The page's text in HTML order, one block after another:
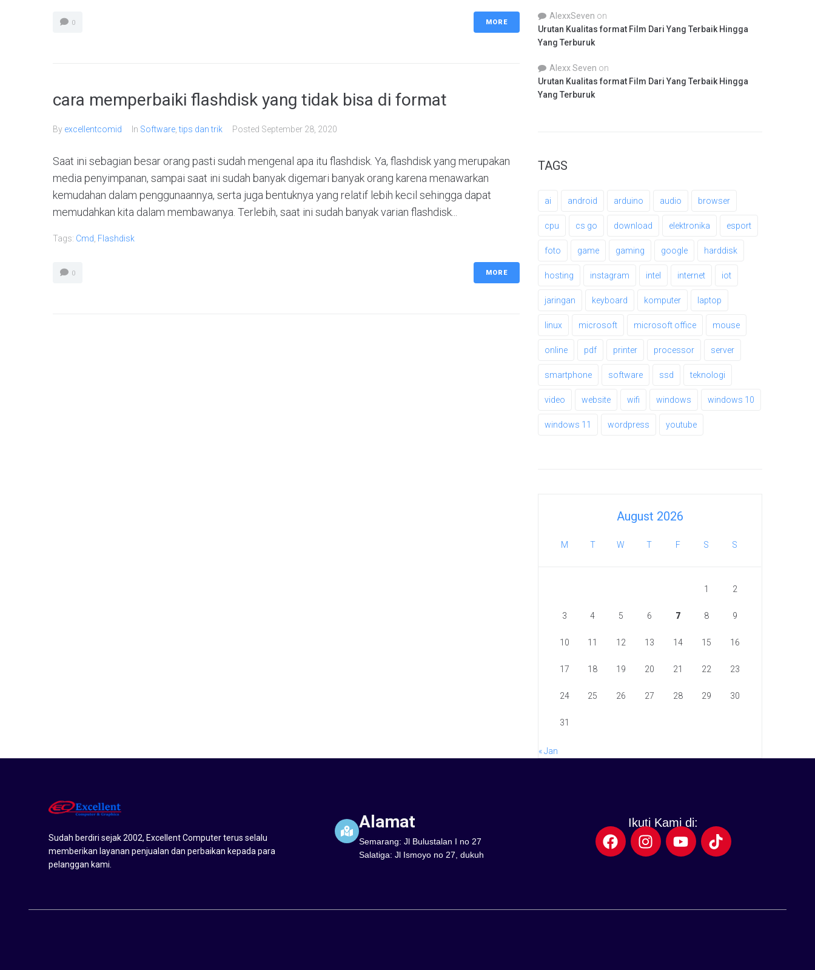
0 MORE
cara memperbaiki flashdisk yang tidak bisa di format
By excellentcomid In Software ,tips dan trik Posted September 28, 2020
Saat ini sebagian besar orang pasti sudah mengenal apa itu flashdisk. Ya, flashdisk yang merupakan
media penyimpanan, sampai saat ini sudah banyak digemari banyak orang karena menawarkan
kemudahan dalam penggunaannya, serta juga bentuknya yang relatif lebih kecil sehingga dapat
memudahkan kita dalam membawanya. Terlebih, saat ini sudah banyak varian flashdisk...
Tags: Cmd Flashdisk
0 MORE
AlexxSeven on
Urutan Kualitas format Film Dari Yang Terbaik Hingga
Yang Terburuk
Alexx Seven on
Urutan Kualitas format Film Dari Yang Terbaik Hingga
Yang Terburuk
TAGS
ai android arduino audio browser
cpu cs go download elektronika esport
foto game gaming google harddisk
hosting instagram intel internet iot
jaringan keyboard komputer laptop
linux microsoft microsoft office mouse
online pdf printer processor server
smartphone software ssd teknologi
video website wifi windows windows 10
windows 11 wordpress youtube
August 2026
M T W T F S S
1 2
3 4 5 6 7 8 9
10 11 12 13 14 15 16
17 18 19 20 21 22 23
24 25 26 27 28 29 30
31
« Jan
Sudah berdiri sejak 2002, Excellent Computer terus selalu
memberikan layanan penjualan dan perbaikan kepada para
pelanggan kami.
Alamat
Semarang: Jl Bulustalan I no 27
Salatiga: Jl Ismoyo no 27, dukuh
Ikuti Kami di: